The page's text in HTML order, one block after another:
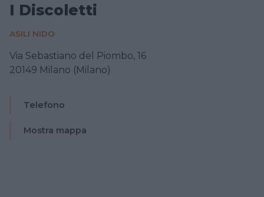
I Discoletti
ASILI NIDO
Via Sebastiano del Piombo, 16
20149 Milano (Milano)
Telefono
Mostra mappa